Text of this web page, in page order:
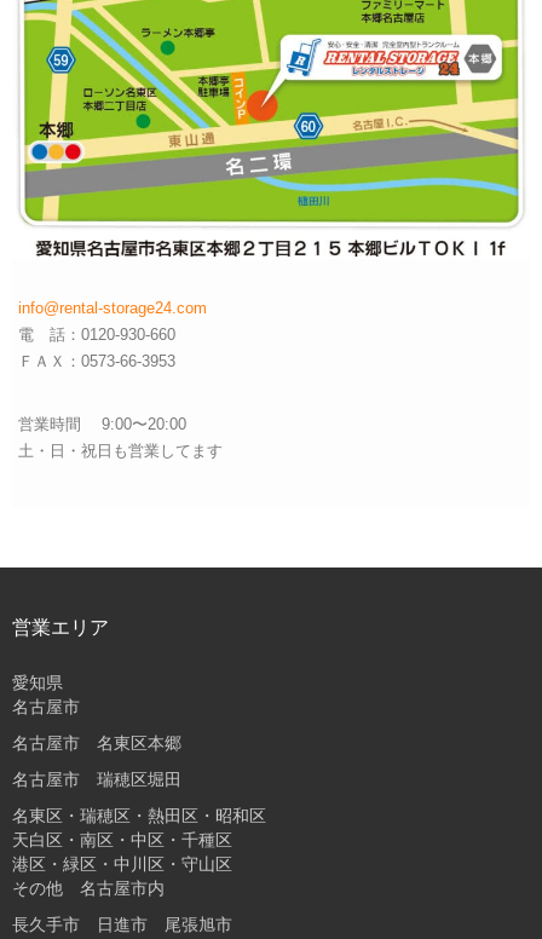
info@rental-storage24.com
電 話：0120-930-660
ＦＡＸ：0573-66-3953
営業時間 9:00〜20:00
土・日・祝日も営業してます
営業エリア
愛知県
名古屋市
名古屋市 名東区本郷
名古屋市 瑞穂区堀田
名東区・瑞穂区・熱田区・昭和区
天白区・南区・中区・千種区
港区・緑区・中川区・守山区
その他 名古屋市内
長久手市 日進市 尾張旭市